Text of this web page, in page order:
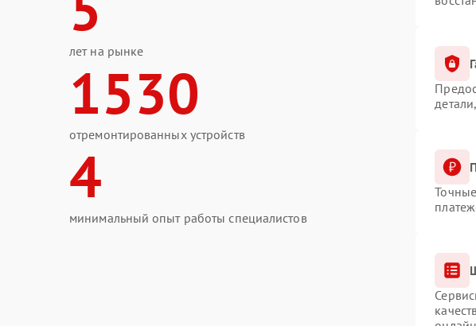
лет на рынке
1530
отремонтированных устройств
4
минимальный опыт работы специалистов